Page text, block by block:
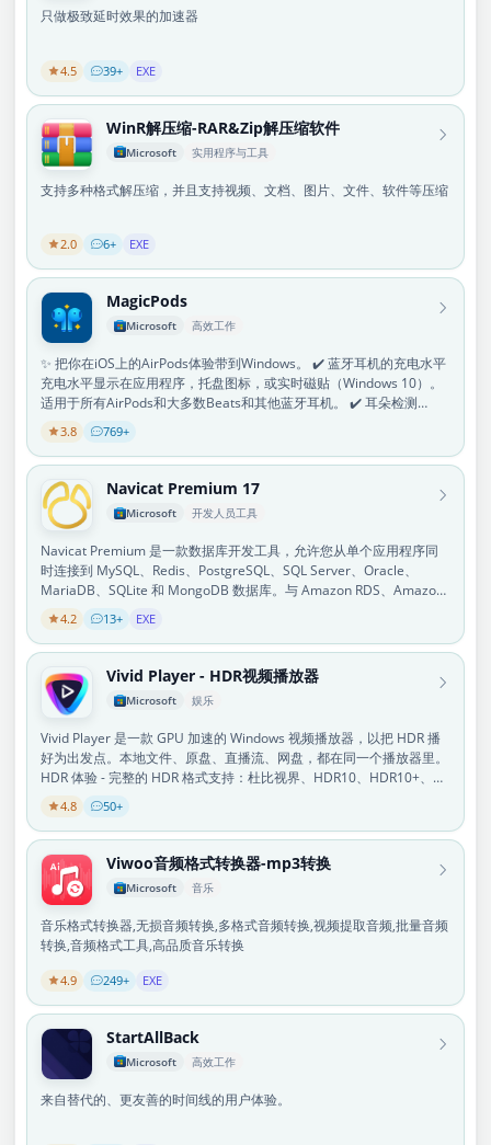
只做极致延时效果的加速器
4.5 39+ EXE
WinR解压缩-RAR&Zip解压缩软件
Microsoft 实用程序与工具
支持多种格式解压缩，并且支持视频、文档、图片、文件、软件等压缩
2.0 6+ EXE
MagicPods
Microsoft 高效工作
✨ 把你在iOS上的AirPods体验带到Windows。 ✔️ 蓝牙耳机的充电水平
充电水平显示在应用程序，托盘图标，或实时磁贴（Windows 10）。
适用于所有AirPods和大多数Beats和其他蓝牙耳机。 ✔️ 耳朵检测
AirPods 1、AirPods 2、AirPods 3、AirPods Pro、AirPods Max、
AirPods Max（2024）、AirPods Max 2（2026）、PowerBeats
Pro、Beats Fit Pro在移除耳塞时暂停播放。 ✔️ 轻松地连接耳机 从应用
界面、托盘图标或热键连接和断开耳机。 ✔️ VoiceOver(朗读通知) 离线
叙述者朗读Windows通知中心的通知。你可以选择要读的通知和解说员
的声音（不是对所有语言都适用）。 ✔️ 从蓝牙设备串流音频 从
Android、iPhone、Nintendo Switch和其他蓝牙设备串流音频到你的
电脑。电脑作为一个蓝牙音箱使用。 ✔️ 低音频延迟 暂停后开始播放，
没有延迟。 ✔️ 切换声音输出 AirPods 1、AirPods 2、AirPods 3、
AirPods Pro、AirPods Max、AirPods Max（2024）、AirPods Max
2（2026）、PowerBeats Pro、Beats Fit Pro在你摘下耳机时将声音输
出切换到电脑扬声器。你可以配置一个热键来切换声音输出。 ✔️ 音频
输出改变通知 当你改变音频输出时，应用程序会显示一个窗口，显示
音频输出和你可以调整的音量。 ✔️ 低电池通知 该应用程序让你知道什
么时候需要给你的耳机充电。 ✔️ 与iPhone上相同的弹出式窗口 大多数
AirPods和Beats耳机在打开耳机盒时，会显示一个弹出式窗口，显示
充电水平。 ✔️ 全面支持假冒 AirPods Pro Airoha 1562AE、Fake
AirPods Pro 2 Airoha 1562AE、AirPods 3 1562E 可用功能：降噪、
头部跟踪、自定义按钮、游戏模式、风噪降低、多点连接和耳朵检测。
✔️ 支持的型号：Sony WF-1000XM3、Sony WH-1000XM4 可用功能：
切换降噪模式 ✔️ 支持的型号：Galaxy Buds、Galaxy Buds Plus、
Galaxy Buds Live、Galaxy Buds Pro、Galaxy Buds 2、Galaxy Buds
2 Pro、Galaxy Buds 3、Galaxy Buds 3 Pro。 可用功能：切换降噪模
式，取下耳机时自动切换到扬声器。 ✔️ 外观 选择弹出窗口的设计主
题、大小和位置。你可以设置你自己的耳机图片。 ✔️ 隐私 不收集用户
数据。离线工作。没有广告，没有订阅。 需要蓝牙4.0版或更高版本。
3.8 769+
Navicat Premium 17
Microsoft 开发人员工具
Navicat Premium 是一款数据库开发工具，允许您从单个应用程序同
时连接到 MySQL、Redis、PostgreSQL、SQL Server、Oracle、
MariaDB、SQLite 和 MongoDB 数据库。与 Amazon RDS、Amazon
Aurora、Amazon Redshift、Microsoft Azure、Oracle Cloud、
Google Cloud、MongoDB Atlas 和 Redis Enterprise Cloud 等云数据
库兼容。此外，Navicat Premium 与 GaussDB 和 OceanBase 数据库
兼容。您可以快速、轻松地构建、管理和维护您的数据库。免费试用
Navicat 14 天。 数据查看器 通过我们的内置编辑器在网格视图或表单
视图中无缝查看、更新和删除记录。集成数据分析工具，对数据进行全
面、可视化分析。您还可以与可视化图表进行交互以进一步探索数据。
对象设计器 通过清晰且响应迅速的界面管理数据库对象，该界面将查
询写入分解为结构化选项卡。让您在每一步都更加自信和准确地编写复
杂的查询。 查询编辑 使用代码完成和代码片段加速编码过程，并通过
可视化执行计划获得有关查询与数据库交互的宝贵见解。您还可以使用
一组交互式工具直观地构造查询。 迁移 数据传输、数据同步和结构同
步可帮助您更轻松、更快速地迁移数据，并减少开销。提供跨数据库传
输数据的详细分步指南。比较和同步数据库之间的数据和结构。在几秒
钟内设置和部署比较，并获取详细的脚本来精确概述您想要执行的更
改。 模型 将数据库转换为图形表示形式，并在一个工作区中构建多个
模型，以在单个图表中说明不同的模型对象。将模型设计与实际数据库
无缝对齐，以保持模型的完整性。简化复杂系统的导航和理解。 商业
关系，并在仪表板中展示您的发现以供共享。在仪表板中，链接到同一
数据源的所有图表都是互连的，允许在图表上执行的任何操作立即更新
数据源连接后通过 ODBC 连接将数据导入数据库。将数据从表、集
合、视图或查询结果无缝导出为流行格式，例如 Excel、Access、CSV
等。 数据生成器 提供全面的功能，生成大量质量检测数据。您可以根
据业务规则和约束快速创建具有引用完整性的真实数据集。 协作 将您
4.2 13+ EXE
Vivid Player - HDR视频播放器
Microsoft 娱乐
Vivid Player 是一款 GPU 加速的 Windows 视频播放器，以把 HDR 播
好为出发点。本地文件、原盘、直播流、网盘，都在同一个播放器里。
HDR 体验 - 完整的 HDR 格式支持：杜比视界、HDR10、HDR10+、
HDR Vivid（菁彩 HDR）、HLG。 - 以显示设备的能力做色调映射，无
论是SDR还是HDR屏幕，都有非常优秀的观影体验。 画质 - 分辨率支持
高达 8K，帧率支持高达 120 帧。 - 支持 NVIDIA RTX 与 Intel 视频超分
辨率、RTX Video HDR 和 AI 插帧。 字幕和弹幕 - 内封与外挂字幕，字
幕样式编辑器，在线字幕搜索。 - AI 字幕（测试版）：视频本身没有字
幕时，在本机把语音转录成字幕并翻译，模型可在应用内下载或自行放
置。 - 弹幕独立图层，支持导入本地弹幕文件与在线搜索。 音质 - 支持
杜比全景声、Dolby Digital Plus，DTS 多声道等，全面对接 Windows
空间音效，每一次聆听都身临其境。 - 更支持 TrueHD / DTS-HD MA
无损音轨透传你的家庭影院。 性能 - D3D11 GPU 硬件解码，并支持自
对在线播放做了防卡顿优化。 格式 - 常见封装与编码开箱即用：MP4、
MKV、TS；HEVC、AV1、VP9、H.264 等。 - 蓝光原盘（ISO /
BDMV）可直接播放，支持标题选择与光盘自带的交互式菜单。 直播与
在线 - HLS、DASH、RTMP，直播点播均可，导入 M3U 播放列表即可
观看 IPTV。 - MMT / TLV 广播（ISDB-S3 4K / 8K）。 网络与网盘 -
SMB / NAS 共享、WebDAV 直接串流，无需下载。 - 支持添加
4.8 50+
Viwoo音频格式转换器-mp3转换
Microsoft 音乐
音乐格式转换器,无损音频转换,多格式音频转换,视频提取音频,批量音频
转换,音频格式工具,高品质音乐转换
4.9 249+ EXE
StartAllBack
Microsoft 高效工作
来自替代的、更友善的时间线的用户体验。